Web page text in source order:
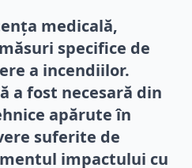
medicală,
specifice de
a incendiilor.
a fost necesară din
apărute în
suferite de
impactului cu